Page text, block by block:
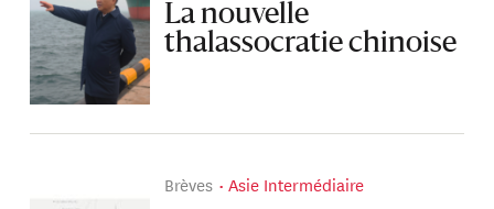
La nouvelle
thalassocratie chinoise
Brèves Asie Intermédiaire